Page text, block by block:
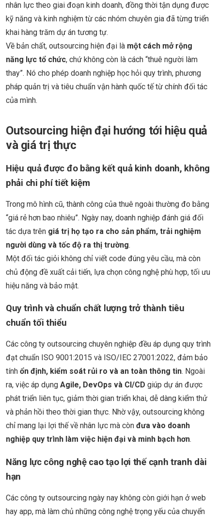
nhân lực theo giai đoạn kinh doanh, đồng thời tận dụng được
kỹ năng và kinh nghiệm từ các nhóm chuyên gia đã từng triển
khai hàng trăm dự án tương tự.
Về bản chất, outsourcing hiện đại là một cách mở rộng
năng lực tổ chức, chứ không còn là cách “thuê người làm
thay”. Nó cho phép doanh nghiệp học hỏi quy trình, phương
pháp quản trị và tiêu chuẩn vận hành quốc tế từ chính đối tác
của mình.
Outsourcing hiện đại hướng tới hiệu quả
và giá trị thực
Hiệu quả được đo bằng kết quả kinh doanh, không
phải chi phí tiết kiệm
Trong mô hình cũ, thành công của thuê ngoài thường đo bằng
“giá rẻ hơn bao nhiêu”. Ngày nay, doanh nghiệp đánh giá đối
tác dựa trên giá trị họ tạo ra cho sản phẩm, trải nghiệm
người dùng và tốc độ ra thị trường.
Một đối tác giỏi không chỉ viết code đúng yêu cầu, mà còn
chủ động đề xuất cải tiến, lựa chọn công nghệ phù hợp, tối ưu
hiệu năng và bảo mật.
Quy trình và chuẩn chất lượng trở thành tiêu
chuẩn tối thiểu
Các công ty outsourcing chuyên nghiệp đều áp dụng quy trình
đạt chuẩn ISO 9001:2015 và ISO/IEC 27001:2022, đảm bảo
tính ổn định, kiểm soát rủi ro và an toàn thông tin. Ngoài
ra, việc áp dụng Agile, DevOps và CI/CD giúp dự án được
phát triển liên tục, giảm thời gian triển khai, dễ dàng kiểm thử
và phản hồi theo thời gian thực. Nhờ vậy, outsourcing không
chỉ mang lại lợi thế về nhân lực mà còn đưa vào doanh
nghiệp quy trình làm việc hiện đại và minh bạch hơn.
Năng lực công nghệ cao tạo lợi thế cạnh tranh dài
hạn
Các công ty outsourcing ngày nay không còn giới hạn ở web
hay app, mà làm chủ những công nghệ trọng yếu của chuyển